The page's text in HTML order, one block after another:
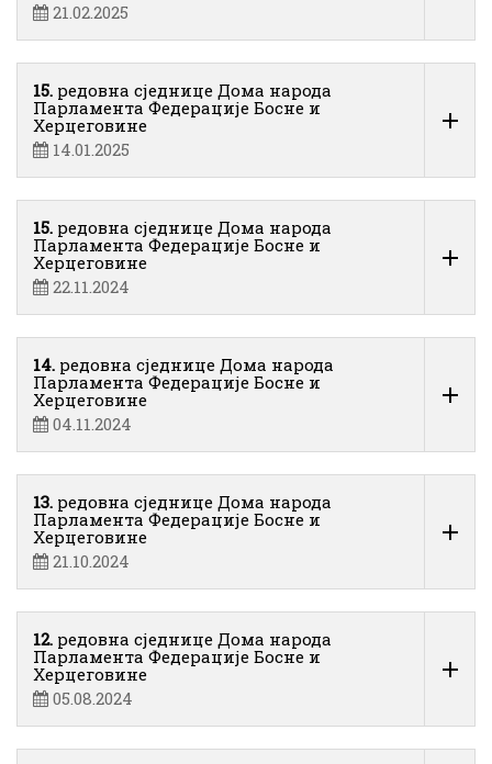
21.02.2025
15. редовна сједнице Дома народа
Парламента Федерације Босне и
Херцеговине
14.01.2025
15. редовна сједнице Дома народа
Парламента Федерације Босне и
Херцеговине
22.11.2024
14. редовна сједнице Дома народа
Парламента Федерације Босне и
Херцеговине
04.11.2024
13. редовна сједнице Дома народа
Парламента Федерације Босне и
Херцеговине
21.10.2024
12. редовна сједнице Дома народа
Парламента Федерације Босне и
Херцеговине
05.08.2024